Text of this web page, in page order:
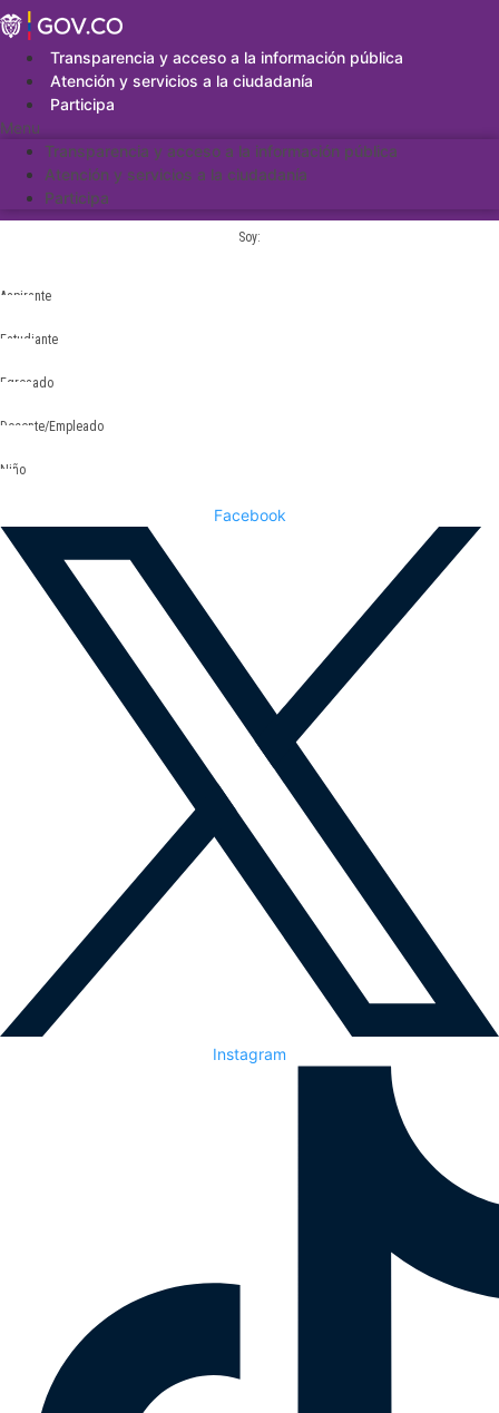
Saltar
al
contenidoTransparencia y acceso a la información pública
Atención y servicios a la ciudadanía
Participa
Menu
Transparencia y acceso a la información pública
Atención y servicios a la ciudadanía
Participa
Soy:
Aspirante
Estudiante
Egresado
Docente/Empleado
Niño
Facebook
Instagram